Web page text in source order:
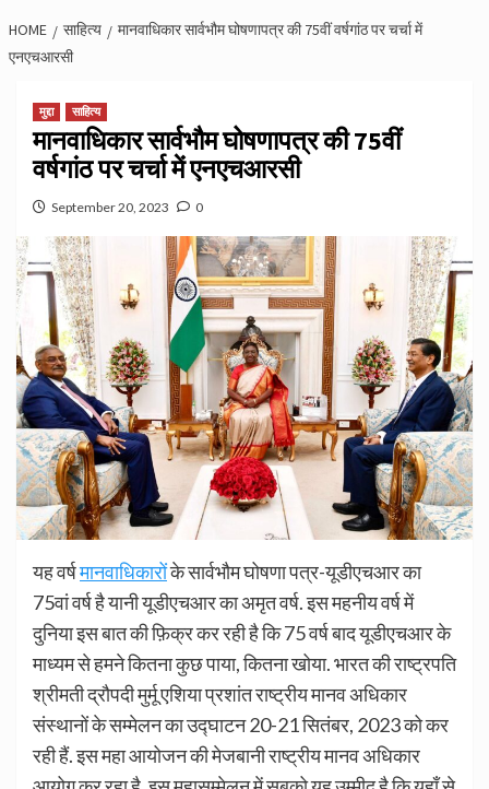
HOME साहित्य
मानवाधिकार सार्वभौम घोषणापत्र की 75वीं वर्षगांठ पर चर्चा में
एनएचआरसी
मुद्दा साहित्य
मानवाधिकार सार्वभौम घोषणापत्र की 75वीं
वर्षगांठ पर चर्चा में एनएचआरसी
September 20, 2023 0
यह वर्षमानवाधिकारोंके सार्वभौम घोषणा पत्र-यूडीएचआर का
75वां वर्ष है यानी यूडीएचआर का अमृत वर्ष. इस महनीय वर्ष में
दुनिया इस बात की फ़िक्र कर रही है कि 75 वर्ष बाद यूडीएचआर के
माध्यम से हमने कितना कुछ पाया, कितना खोया. भारत की राष्ट्रपति
श्रीमती द्रौपदी मुर्मू एशिया प्रशांत राष्ट्रीय मानव अधिकार
संस्थानों के सम्मेलन का उद्घाटन 20-21 सितंबर, 2023 को कर
रही हैं. इस महा आयोजन की मेजबानी राष्ट्रीय मानव अधिकार